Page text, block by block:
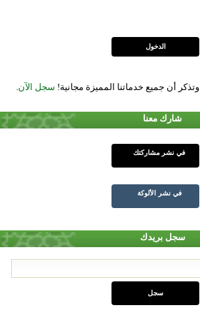
وتذكر أن جميع خدماتنا المميزة مجانية! سجل الآن
شارك معنا
في نشر مشاركتك
في نشر الألوكة
سجل بريدك